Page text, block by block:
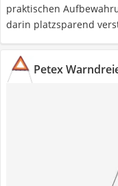
praktischen
darin platzsparend
Petex